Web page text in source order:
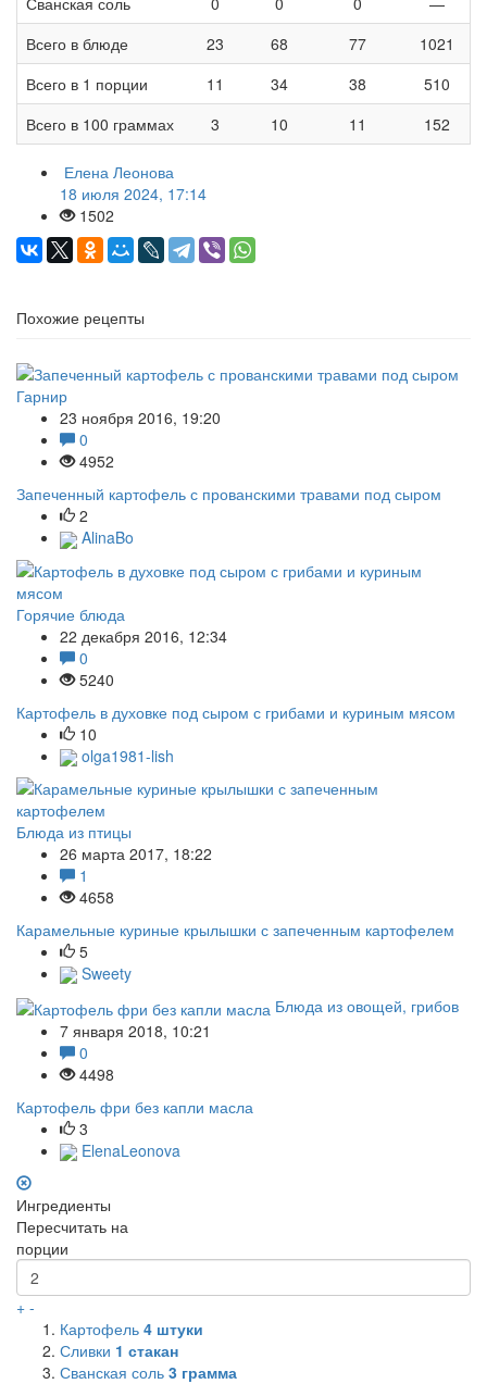
Всего в блюде
23 68 77
1021
Всего в 1 порции
11 34 38
510
Всего в 100 граммах
3 10 11 152
Елена Леонова
18 июля 2024, 17:14
1502
Похожие рецепты
Гарнир
23 ноября 2016, 19:20
0
4952
Запеченный картофель с прованскими травами под сыром
2
AlinaBo
Горячие блюда
22 декабря 2016, 12:34
0
5240
Картофель в духовке под сыром с грибами и куриным мясом
10
olga1981-lish
Блюда из птицы
26 марта 2017, 18:22
1
4658
Карамельные куриные крылышки с запеченным картофелем
5
Sweety
Блюда из овощей, грибов
7 января 2018, 10:21
0
4498
Картофель фри без капли масла
3
ElenaLeonova
Ингредиенты
Пересчитать на
порции
+ -
Картофель 4 штуки
Сливки 1 стакан
Сванская соль 3 грамма